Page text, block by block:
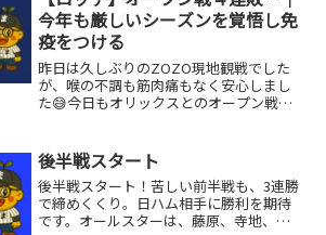
戦で、大瀬良にノーノ...
今年も厳しいシーズンを覚悟し免
疫をつける
昨日は久しぶりのZOZO現地観戦でした
が、喉の不調も筋肉痛もなく安心しまし
た😅今日もオリックスとのオープン戦で
祷が捧げられました。石川柊太今日の先
発は石川柊太前...
後半戦スタート
後半戦スタート！苦しい前半戦も、3連勝
で締めくくり。日ハム相手に勝利を期待
です。オールスターは、藤原、寺地、大